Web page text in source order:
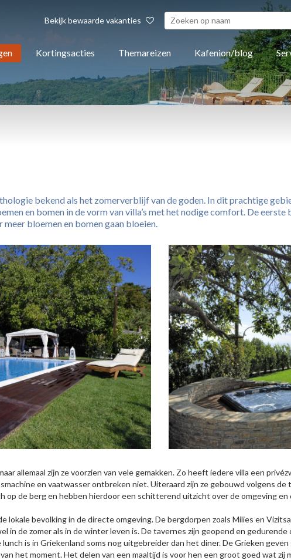
Bekijk bewaarde vakanties
Kortingsacties Themareizen Kafenion/blog
bekend als het zomerverblijf van de goden. In dit prachtige
en bomen in de vorm van villa’s met het nodige comfort. De
bloemen en bomen gaan bloeien.
allemaal zijn ze voorzien van vele gemakken. Zo heeft iedere villa een
en vaatwasser ontbreken niet. Uiteraard zijn ze gebouwd volgens de
op de berg en hebben hierdoor een schitterend uitzicht over de omgeving en
lokale bevolking in de directe omgeving. De bergdorpen zoals Milies en
in de zomer als in de winter leven is. De tavernes zijn geopend en
is in Griekenland soms nog uitgebreider dan het diner. De Grieken
het moment. Het delen van een maaltijd is voor hen een groot goed wat zij